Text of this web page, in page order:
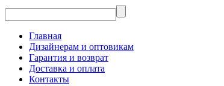
Главная
Дизайнерам и оптовикам
Гарантия и возврат
Доставка и оплата
Контакты